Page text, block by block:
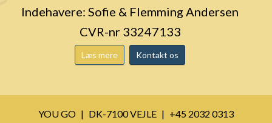
Indehavere: Sofie & Flemming Andersen
CVR-nr 33247133
Læs mere Kontakt os
YOU GO DK-7100 VEJLE
+45 2032 0313